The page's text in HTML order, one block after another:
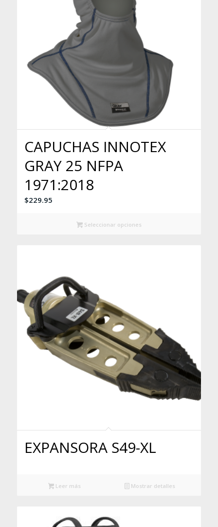
CAPUCHAS INNOTEX
GRAY 25 NFPA
1971:2018
$229.95
Seleccionar opciones
EXPANSORA S49-XL
Leer más Mostrar detalles